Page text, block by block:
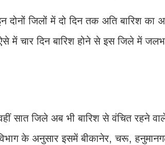
जिलों में दो दिन तक अति बारिश का
में चार दिन बारिश होने से इस जिले में
सात जिले अब भी बारिश से वंचित रहने
के अनुसार इसमें बीकानेर, चरू,